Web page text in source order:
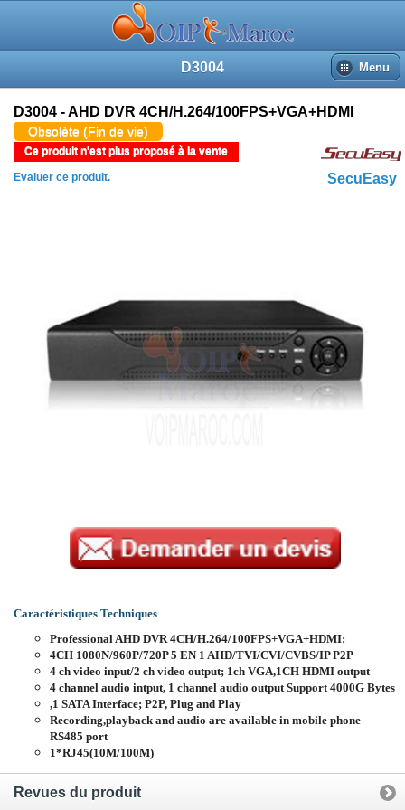
D3004 Menu
SecuEasy
D3004 - AHD DVR 4CH/H.264/100FPS+VGA+HDMI
Obsolète (Fin de vie)
Ce produit n'est plus proposé à la vente
Evaluer ce produit.
Caractéristiques Techniques
Professional AHD DVR 4CH/H.264/100FPS+VGA+HDMI:
4CH 1080N/960P/720P 5 EN 1 AHD/TVI/CVI/CVBS/IP P2P
4 ch video input/2 ch video output; 1ch VGA,1CH HDMI output
4 channel audio intput, 1 channel audio output Support 4000G Bytes
,1 SATA Interface; P2P, Plug and Play
Recording,playback and audio are available in mobile phone
RS485 port
1*RJ45(10M/100M)
Revues du produit